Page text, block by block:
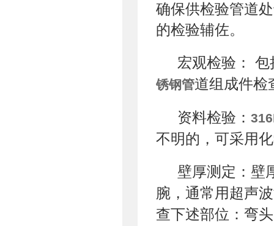
确保供检验管道
的检验辅佐。
宏观检验：
锈钢管道组成件检
资料检验：
不明的，可采用
壁厚测定：壁
腕，通常用超声
查下述部位：弯